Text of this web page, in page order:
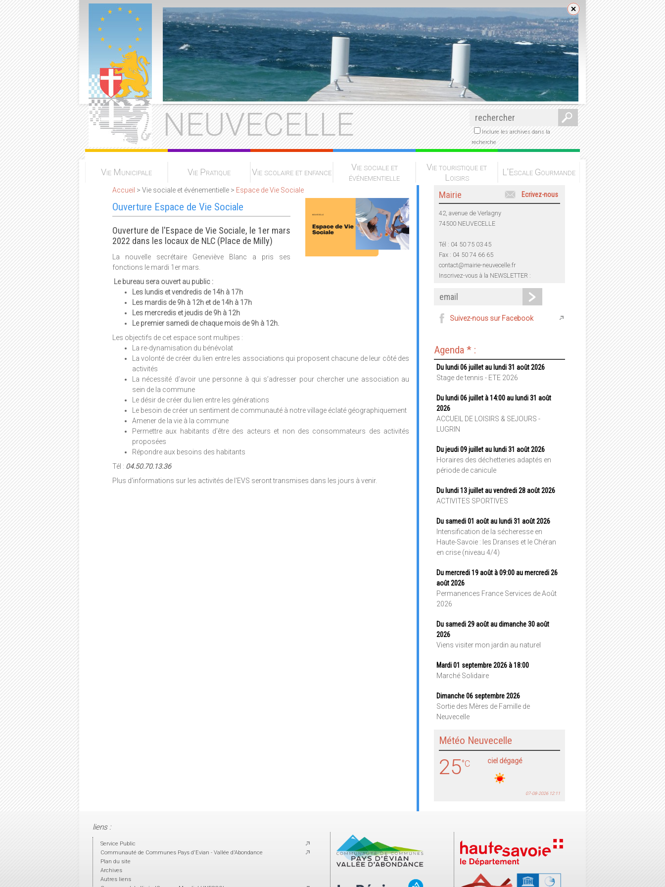
NEUVECELLE
Inclure les archives dans la
recherche
Vie Municipale Vie Pratique Vie scolaire et enfance
Vie sociale et
événementielle
Vie touristique et
Loisirs
L'Escale Gourmande
Accueil > Vie sociale et événementielle > Espace de Vie Sociale
Ouverture Espace de Vie Sociale
Ouverture de l'Espace de Vie Sociale, le 1er mars
2022 dans les locaux de NLC (Place de Milly)
La nouvelle secrétaire Geneviève Blanc a pris ses
fonctions le mardi 1er mars.
Le bureau sera ouvert au public :
Les lundis et vendredis de 14h à 17h
Les mardis de 9h à 12h et de 14h à 17h
Les mercredis et jeudis de 9h à 12h
Le premier samedi de chaque mois de 9h à 12h.
Les objectifs de cet espace sont multipes :
La re-dynamisation du bénévolat
La volonté de créer du lien entre les associations qui proposent chacune de leur côté des
activités
La nécessité d’avoir une personne à qui s’adresser pour chercher une association au
sein de la commune
Le désir de créer du lien entre les générations
Le besoin de créer un sentiment de communauté à notre village éclaté géographiquement
Amener de la vie à la commune
Permettre aux habitants d’être des acteurs et non des consommateurs des activités
proposées
Répondre aux besoins des habitants
Tél : 04.50.70.13.36
Plus d'informations sur les activités de l'EVS seront transmises dans les jours à venir.
Mairie Ecrivez-nous
42, avenue de Verlagny
74500 NEUVECELLE
Tél : 04 50 75 03 45
Fax : 04 50 74 66 65
contact@mairie-neuvecelle.fr
Inscrivez-vous à la NEWSLETTER :
Suivez-nous sur Facebook
Agenda * :
Du lundi 06 juillet au lundi 31 août 2026
Stage de tennis - ETE 2026
Du lundi 06 juillet à 14:00 au lundi 31 août
2026
ACCUEIL DE LOISIRS & SEJOURS -
LUGRIN
Du jeudi 09 juillet au lundi 31 août 2026
Horaires des déchetteries adaptés en
période de canicule
Du lundi 13 juillet au vendredi 28 août 2026
ACTIVITES SPORTIVES
Du samedi 01 août au lundi 31 août 2026
Intensification de la sécheresse en
Haute-Savoie : les Dranses et le Chéran
en crise (niveau 4/4)
Du mercredi 19 août à 09:00 au mercredi 26
août 2026
Permanences France Services de Août
2026
Du samedi 29 août au dimanche 30 août
2026
Viens visiter mon jardin au naturel
Mardi 01 septembre 2026 à 18:00
Marché Solidaire
Dimanche 06 septembre 2026
Sortie des Mères de Famille de
Neuvecelle
Météo Neuvecelle
ciel dégagé
25°C
07-08-2026 12:11
liens :
Service Public
Communauté de Communes Pays d'Evian - Vallée d'Abondance
Plan du site
Archives
Autres liens